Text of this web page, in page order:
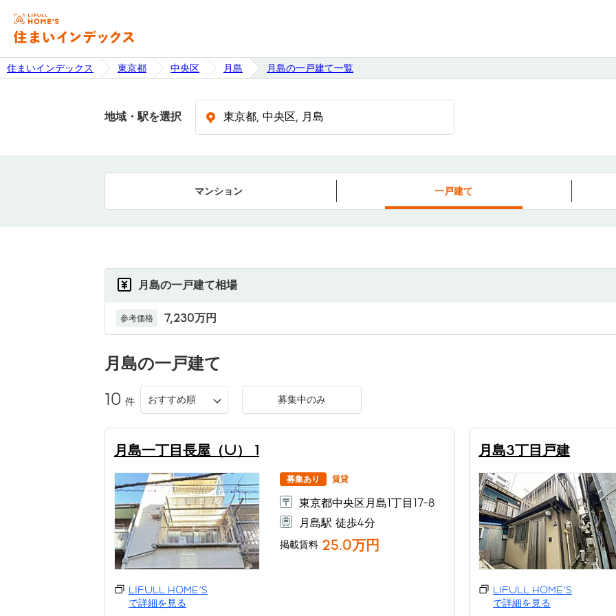
住まいインデックス 東京都 中央区 月島 月島の一戸建て一覧
地域・駅を選択
マンション 一戸建て
月島の一戸建て相場
参考価格 7,230万円
月島の一戸建て
10 件 おすすめ順 募集中のみ
月島一丁目長屋（U） 1
LIFULL HOME'S
で詳細を見る
募集あり 賃貸
東京都中央区月島1丁目17-8
月島駅 徒歩4分
掲載賃料 25.0万円
月島3丁目戸建
LIFULL HOME'S
で詳細を見る